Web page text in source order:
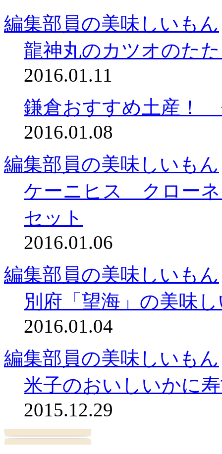
編集部員の美味しいもん
龍神丸のカツオのた
2016.01.11
鎌倉おすすめ土産！
2016.01.08
編集部員の美味しいもん
ケーニヒス クロー
セット
2016.01.06
編集部員の美味しいもん
別府「望海」の美味
2016.01.04
編集部員の美味しいもん
米子のおいしいかに
2015.12.29